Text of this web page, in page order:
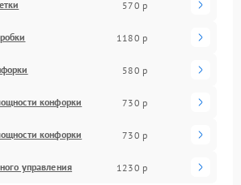
570 р
1180 р
580 р
конфорки 730 р
конфорки 730 р
управления 1230 р